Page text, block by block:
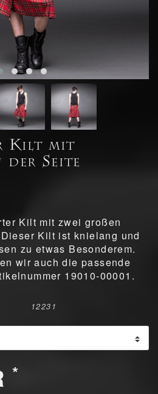
Kilt mit
der Seite
Kilt mit zwei großen
Kilt ist knielang und
zu etwas Besonderem.
wir auch die passende
19010-00001.
12231
*